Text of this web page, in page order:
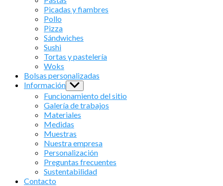
Picadas y fiambres
Pollo
Pizza
Sándwiches
Sushi
Tortas y pastelería
Woks
Bolsas personalizadas
Información Show
sub
menu
Funcionamiento del sitio
Galería de trabajos
Materiales
Medidas
Muestras
Nuestra empresa
Personalización
Preguntas frecuentes
Sustentabilidad
Contacto